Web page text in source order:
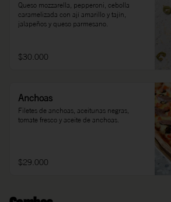
Queso mozzarella, pepperoni, cebolla
caramelizada con ají amarillo y tajín,
jalapeños y queso parmesano.
$30.000
Anchoas
Filetes de anchoas, aceitunas negras,
tomate fresco y aceite de anchoas.
$29.000